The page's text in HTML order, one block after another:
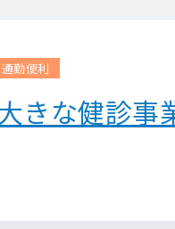
通勤便利
きな健診事